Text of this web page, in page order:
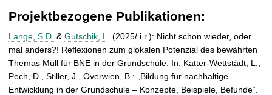
Projektbezogene Publikationen:
Lange, S.D. & Gutschik, L
. (2025/ i.r.): Nicht schon wieder, oder
mal anders?! Reflexionen zum glokalen Potenzial des bewährten
Themas Müll für BNE in der Grundschule. In: Katter-Wettstädt, L.,
Pech, D., Stiller, J., Overwien, B.: „Bildung für nachhaltige
Entwicklung in der Grundschule – Konzepte, Beispiele, Befunde“.